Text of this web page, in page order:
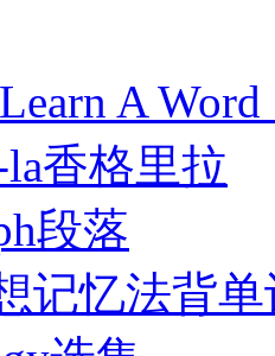
A Word
la香格里拉
段落
记忆法背